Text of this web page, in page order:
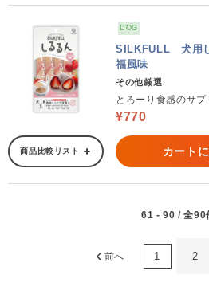
DOG
SILKFULL 犬用
福風味
その他厳選
とろーり食感のサ
¥770
商品比較リスト カート
61 - 90 / 全90
前へ 1 2